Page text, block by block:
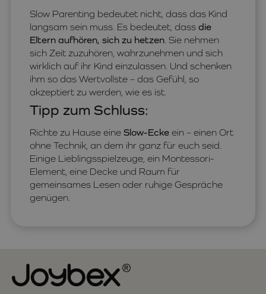
Slow Parenting bedeutet nicht, dass das Kind
langsam sein muss. Es bedeutet, dass die
Eltern aufhören, sich zu hetzen. Sie nehmen
sich Zeit zuzuhören, wahrzunehmen und sich
wirklich auf ihr Kind einzulassen. Und schenken
ihm so das Wertvollste – das Gefühl, so
akzeptiert zu werden, wie es ist.
Tipp zum Schluss:
Richte zu Hause eine Slow-Ecke ein – einen Ort
ohne Technik, an dem ihr ganz für euch seid.
Einige Lieblingsspielzeuge, ein Montessori-
Element, eine Decke und Raum für
gemeinsames Lesen oder ruhige Gespräche
genügen.